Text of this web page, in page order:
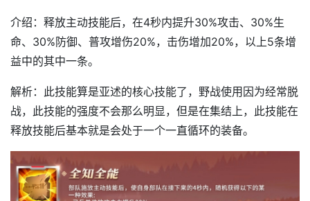
介绍：释放主动技能后，在4秒内提升30%攻击、30%生
命、30%防御、普攻增伤20%，击伤增加20%，以上5条增
益中的其中一条。
解析：此技能算是亚述的核心技能了，野战使用因为经常脱
战，此技能的强度不会那么明显，但是在集结上，此技能在
释放技能后基本就是会处于一个一直循环的装备。